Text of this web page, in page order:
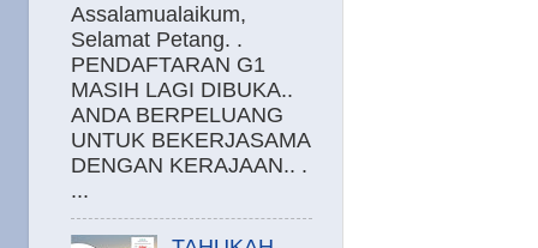
Assalamualaikum,
Selamat Petang. .
PENDAFTARAN G1
MASIH LAGI DIBUKA..
ANDA BERPELUANG
UNTUK BEKERJASAMA
DENGAN KERAJAAN.. .
...